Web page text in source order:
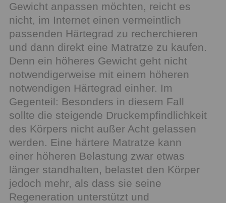
Gewicht anpassen möchten, reicht es
nicht, im Internet einen vermeintlich
passenden Härtegrad zu recherchieren
und dann direkt eine Matratze zu kaufen.
Denn ein höheres Gewicht geht nicht
notwendigerweise mit einem höheren
notwendigen Härtegrad einher. Im
Gegenteil: Besonders in diesem Fall
sollte die steigende Druckempfindlichkeit
des Körpers nicht außer Acht gelassen
werden. Eine härtere Matratze kann
einer höheren Belastung zwar etwas
länger standhalten, belastet den Körper
jedoch mehr, als dass sie seine
Regeneration unterstützt und